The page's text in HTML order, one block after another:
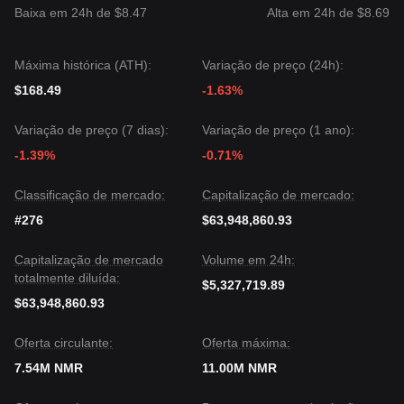
Resumo das Tendências
estrutura de
recuperação estável
nos últimos 7 dias, com o
sentimento do mercado a mudar de "Medo" paraNeutro
estabilização acima dos mínimos recentes sugere que os
de médio prazo, o preço está atualmente confinado na faixa
Perspetiva de Mercado
próximo nível alvo pode ser
13,36 $.
Se o preço do Numeraire romper abaixo de8,00 $
7,20 $
O consenso entre os analistas é que, embora o Numeraire
possa experimentar períodos de consolidação lateral a curto
prazo, enquanto permanecer acima do nível de suporte de
uma faixa.
Baixa em 24h de $8.47 Alta em 24h de $8.69
Máxima histórica (ATH):
$168.49
Variação de preço (24h):
-1.63%
Variação de preço (7 dias):
-1.39%
Variação de preço (1 ano):
-0.71%
Classificação de mercado:
#276
Capitalização de mercado:
$63,948,860.93
Capitalização de mercado
totalmente diluída:
$63,948,860.93
Volume em 24h:
$5,327,719.89
Oferta circulante:
7.54M NMR
Oferta máxima:
11.00M NMR